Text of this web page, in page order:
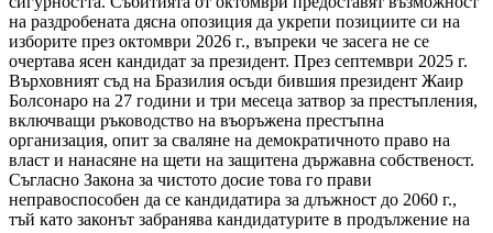
на раздробената дясна опозиция да укрепи позициите си на
изборите през октомври 2026 г., въпреки че засега не се
очертава ясен кандидат за президент. През септември 2025 г.
Върховният съд на Бразилия осъди бившия президент Жаир
Болсонаро на 27 години и три месеца затвор за престъпления,
включващи ръководство на въоръжена престъпна
организация, опит за сваляне на демократичното право на
власт и нанасяне на щети на защитена държавна собственост.
Съгласно Закона за чистото досие това го прави
неправоспособен да се кандидатира за длъжност до 2060 г.,
тъй като законът забранява кандидатурите в продължение на